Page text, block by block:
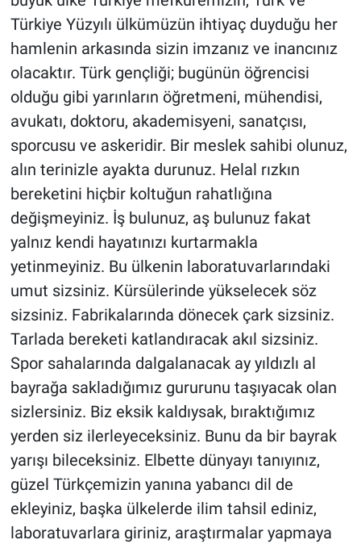
Türkiye Yüzyılı ülkümüzün ihtiyaç duyduğu her
hamlenin arkasında sizin imzanız ve inancınız
olacaktır. Türk gençliği; bugünün öğrencisi
olduğu gibi yarınların öğretmeni, mühendisi,
avukatı, doktoru, akademisyeni, sanatçısı,
sporcusu ve askeridir. Bir meslek sahibi olunuz,
alın terinizle ayakta durunuz. Helal rızkın
bereketini hiçbir koltuğun rahatlığına
değişmeyiniz. İş bulunuz, aş bulunuz fakat
yalnız kendi hayatınızı kurtarmakla
yetinmeyiniz. Bu ülkenin laboratuvarlarındaki
umut sizsiniz. Kürsülerinde yükselecek söz
sizsiniz. Fabrikalarında dönecek çark sizsiniz.
Tarlada bereketi katlandıracak akıl sizsiniz.
Spor sahalarında dalgalanacak ay yıldızlı al
bayrağa sakladığımız gururunu taşıyacak olan
sizlersiniz. Biz eksik kaldıysak, bıraktığımız
yerden siz ilerleyeceksiniz. Bunu da bir bayrak
yarışı bileceksiniz. Elbette dünyayı tanıyınız,
güzel Türkçemizin yanına yabancı dil de
ekleyiniz, başka ülkelerde ilim tahsil ediniz,
laboratuvarlara giriniz, araştırmalar yapmaya